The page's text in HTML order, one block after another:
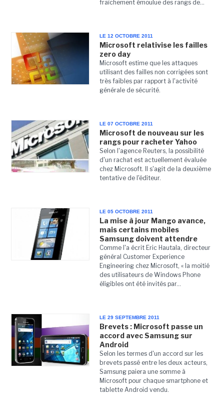
fraîchement émoulue des rangs de...
LE 12 OCTOBRE 2011
Microsoft relativise les failles
zero day
Microsoft estime que les attaques
utilisant des failles non corrigées sont
très faibles par rapport à l'activité
générale de sécurité.
LE 07 OCTOBRE 2011
Microsoft de nouveau sur les
rangs pour racheter Yahoo
Selon l'agence Reuters, la possibilité
d'un rachat est actuellement évaluée
chez Microsoft. Il s'agit de la deuxième
tentative de l'éditeur.
LE 05 OCTOBRE 2011
La mise à jour Mango avance,
mais certains mobiles
Samsung doivent attendre
Comme l'a écrit Eric Hautala, directeur
général Customer Experience
Engineering chez Microsoft, « la moitié
des utilisateurs de Windows Phone
éligibles ont été invités par...
LE 29 SEPTEMBRE 2011
Brevets : Microsoft passe un
accord avec Samsung sur
Android
Selon les termes d'un accord sur les
brevets passé entre les deux acteurs,
Samsung paiera une somme à
Microsoft pour chaque smartphone et
tablette Android vendu.